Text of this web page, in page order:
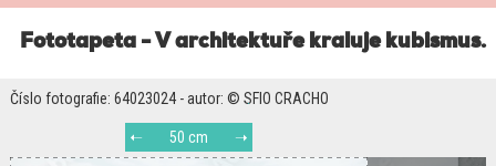
Fototapeta - V architektuře kraluje kubismus.
Číslo fotografie: 64023024 - autor: © SFIO CRACHO
50 cm